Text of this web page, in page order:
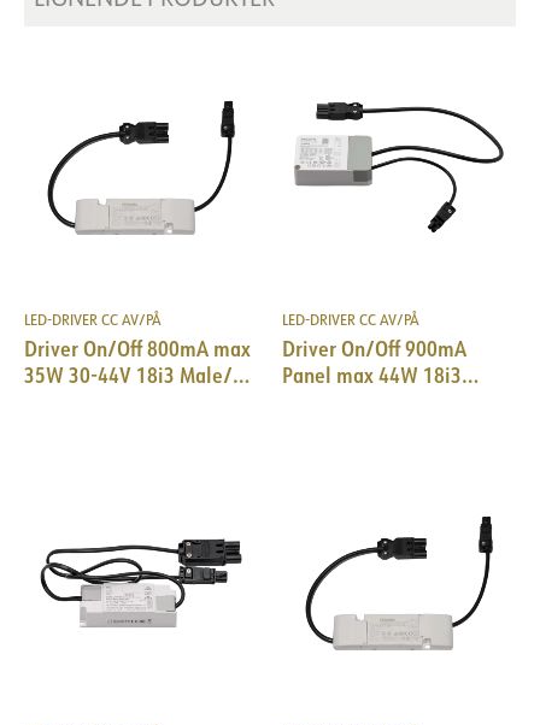
LED-DRIVER CC AV/PÅ
Driver On/Off 800mA max
35W 30-44V 18i3 Male/
LED-DRIVER CC AV/PÅ
Driver On/Off 900mA
Panel max 44W 18i3